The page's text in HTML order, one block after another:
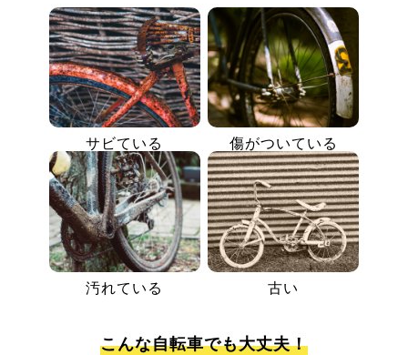
サビている 傷がついている
汚れている 古い
こんな自転車でも大丈夫！